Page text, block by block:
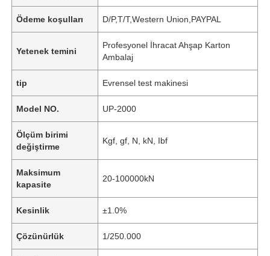
Ödeme koşulları D/P,T/T,Western Union,PAYPAL
Yetenek temini
Profesyonel İhracat Ahşap Karton
Ambalaj
tip Evrensel test makinesi
Model NO. UP-2000
Ölçüm birimi
değiştirme
Kgf, gf, N, kN, Ibf
Maksimum
kapasite
20-100000kN
Kesinlik ±1.0%
Çözünürlük 1/250.000